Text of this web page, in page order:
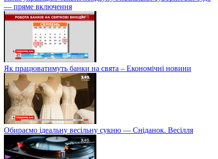
— пряме включення
Як працюватимуть банки на свята – Економічні новини
Обираємо ідеальну весільну сукню — Сніданок. Весілля